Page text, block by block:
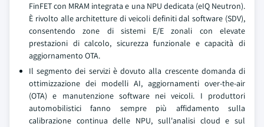
FinFET con MRAM integrata e una NPU dedicata (eIQ Neutron).
È rivolto alle architetture di veicoli definiti dal software (SDV),
consentendo zone di sistemi E/E zonali con elevate
prestazioni di calcolo, sicurezza funzionale e capacità di
aggiornamento OTA.
Il segmento dei servizi è dovuto alla crescente domanda di
ottimizzazione dei modelli AI, aggiornamenti over-the-air
(OTA) e manutenzione software nei veicoli. I produttori
automobilistici fanno sempre più affidamento sulla
calibrazione continua delle NPU, sull'analisi cloud e sul